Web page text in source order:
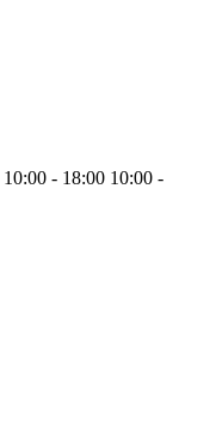
10:00 - 18:00 10:00 -